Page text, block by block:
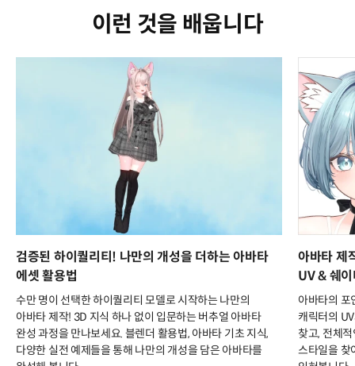
이런 것을 배웁니다
검증된 하이퀄리티! 나만의 개성을 더하는 아바타
에셋 활용법
수만 명이 선택한 하이퀄리티 모델로 시작하는 나만의
아바타 제작! 3D 지식 하나 없이 입문하는 버추얼 아바타
완성 과정을 만나보세요. 블렌더 활용법, 아바타 기초 지식,
다양한 실전 예제들을 통해 나만의 개성을 담은 아바타를
아바타 제
UV & 쉐
아바타의 포
캐릭터의
찾고, 전체
스타일을 찾